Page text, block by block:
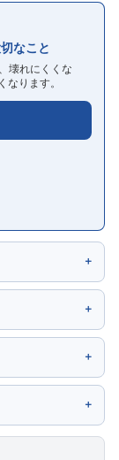
なこと
壊れにくくな
なります。